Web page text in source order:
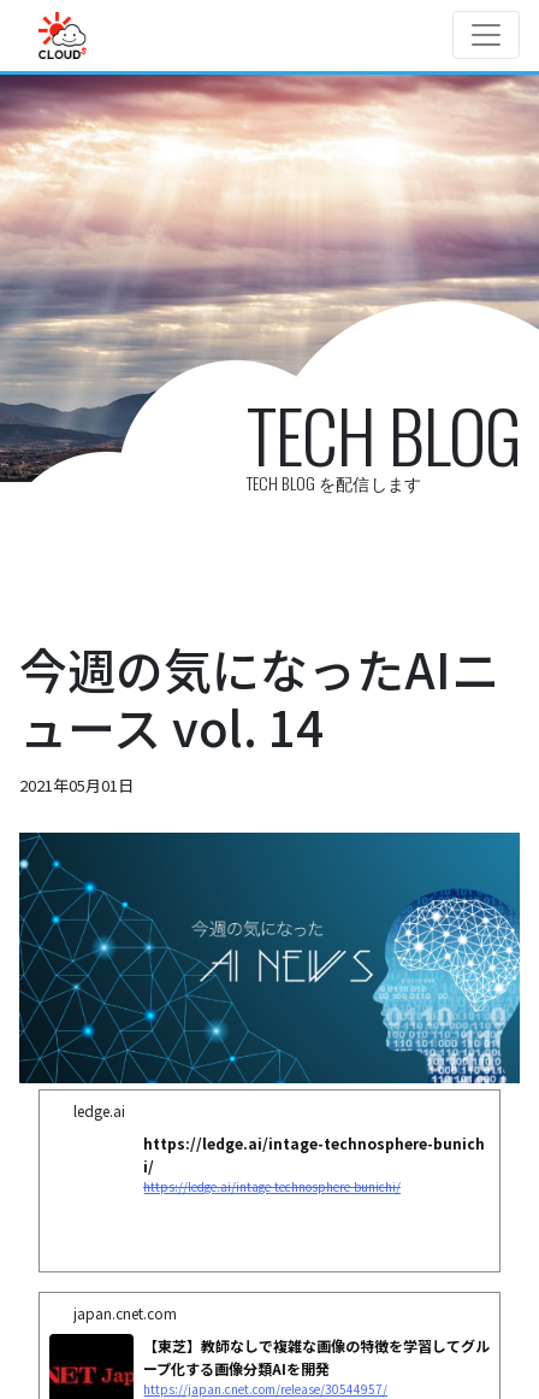
Skip to main content
TECH BLOG
TECH BLOG を配信します
今週の気になったAIニ
ュース vol. 14
2021年05月01日
ledge.ai
https://ledge.ai/intage-technosphere-bunich
i/
https://ledge.ai/intage-technosphere-bunichi/
japan.cnet.com
【東芝】教師なしで複雑な画像の特徴を学習してグル
ープ化する画像分類AIを開発
https://japan.cnet.com/release/30544957/